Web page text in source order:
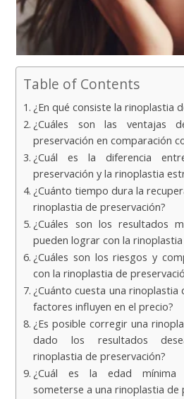
Table of Contents
¿En qué consiste la rinoplastia
¿Cuáles son las ventajas
preservación en comparación
¿Cuál es la diferencia
preservación y la rinoplastia
¿Cuánto tiempo dura la
rinoplastia de preservación?
¿Cuáles son los resultados
pueden lograr con la
¿Cuáles son los riesgos y
con la rinoplastia de
¿Cuánto cuesta una rinoplastia
factores influyen en el precio?
¿Es posible corregir una
dado los resultados
rinoplastia de preservación?
¿Cuál es la edad mínima
someterse a una rinoplastia de